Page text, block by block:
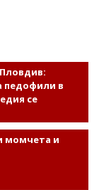
педофили в
се
момчета и